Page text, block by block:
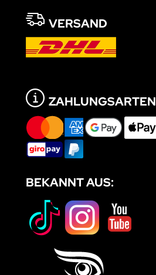
VERSAND
ZAHLUNGSARTEN
BEKANNT AUS: